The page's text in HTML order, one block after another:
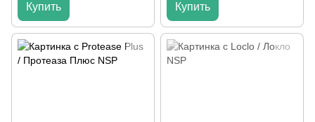
Купить Купить